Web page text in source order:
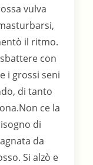
vulva
il ritmo.
con
i grossi seni
di tanto
ce la
di
da
Si alzò e